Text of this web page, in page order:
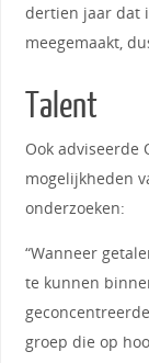
dertien jaar dat
meegemaakt,
Talent
Ook adviseerde
mogelijkheden
onderzoeken:
“Wanneer
te kunnen
groep die op